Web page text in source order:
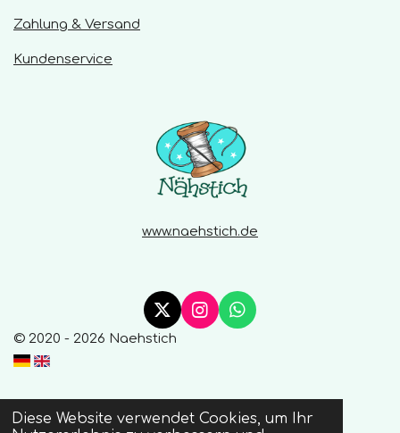
Diese Website verwendet Cookies, um Ihr
Zahlung & Versand
Kundenservice
www.naehstich.de
X
I
n
g
r
W
h
A
p
© 2020 - 2026 Naehstich